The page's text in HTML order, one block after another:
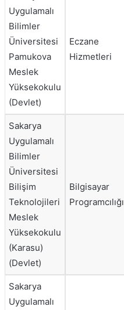
Uygulamalı
Bilimler
Üniversitesi
Pamukova
Meslek
Yüksekokulu
(Devlet)
Eczane
Hizmetleri
Sakarya
Uygulamalı
Bilimler
Üniversitesi
Bilişim
Teknolojileri
Meslek
Yüksekokulu
(Karasu)
(Devlet)
Bilgisayar
Programcılığı
Sakarya
Uygulamalı